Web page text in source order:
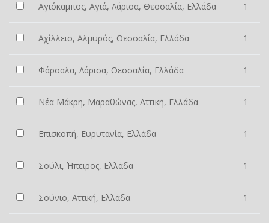
Αγιόκαμπος, Αγιά, Λάρισα, Θεσσαλία, Ελλάδα 1
Αχίλλειο, Αλμυρός, Θεσσαλία, Ελλάδα 1
Φάρσαλα, Λάρισα, Θεσσαλία, Ελλάδα 1
Νέα Μάκρη, Μαραθώνας, Αττική, Ελλάδα 1
Επισκοπή, Ευρυτανία, Ελλάδα 1
Σούλι, Ήπειρος, Ελλάδα 1
Σούνιο, Αττική, Ελλάδα 1